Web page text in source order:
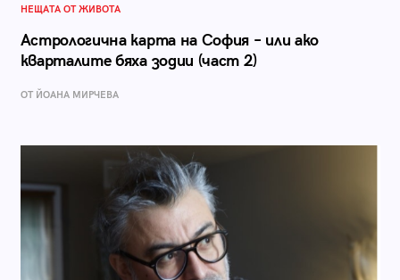
НЕЩАТА ОТ ЖИВОТА
Астрологична карта на София – или ако
кварталите бяха зодии (част 2)
ОТ ЙОАНА МИРЧЕВА